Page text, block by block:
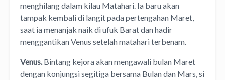
menghilang dalam kilau Matahari. Ia baru akan
tampak kembali di langit pada pertengahan Maret,
saat ia menanjak naik di ufuk Barat dan hadir
menggantikan Venus setelah matahari terbenam.
Venus.Bintang kejora akan mengawali bulan Maret
dengan konjungsi segitiga bersama Bulan dan Mars, si